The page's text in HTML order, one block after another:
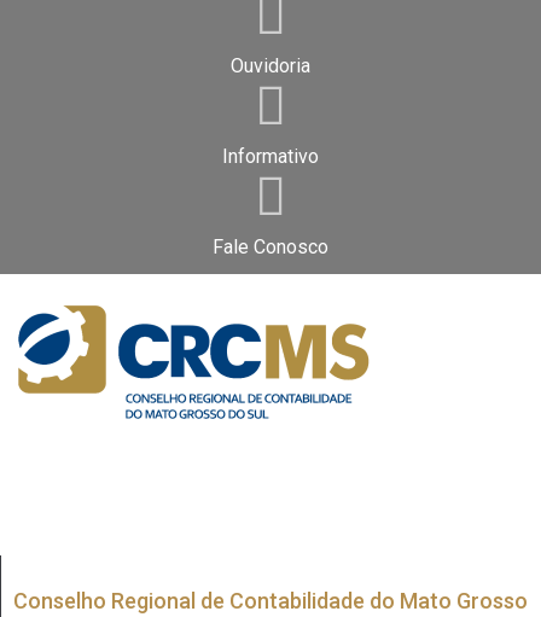
Ouvidoria
Informativo
Fale Conosco
Conselho Regional de Contabilidade do Mato Grosso